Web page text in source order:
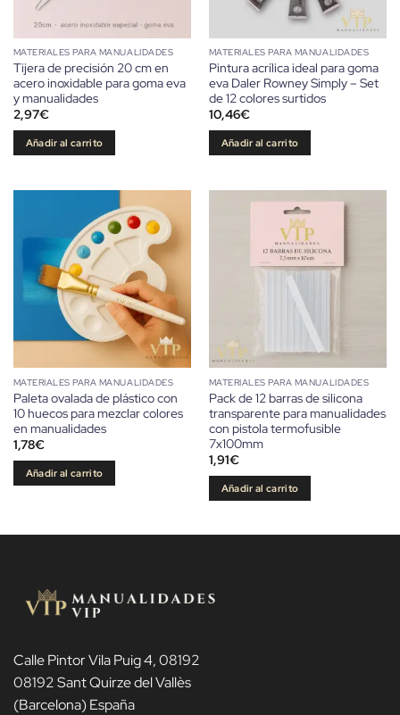
MATERIALES PARA MANUALIDADES
Tijera de precisión 20 cm en
acero inoxidable para goma eva
y manualidades
2,97€
Añadir al carrito
MATERIALES PARA MANUALIDADES
Pintura acrílica ideal para goma
eva Daler Rowney Simply – Set
de 12 colores surtidos
10,46€
Añadir al carrito
MATERIALES PARA MANUALIDADES
Paleta ovalada de plástico con
10 huecos para mezclar colores
en manualidades
1,78€
Añadir al carrito
MATERIALES PARA MANUALIDADES
Pack de 12 barras de silicona
transparente para manualidades
con pistola termofusible
7x100mm
1,91€
Añadir al carrito
Calle Pintor Vila Puig 4, 08192
08192 Sant Quirze del Vallès
(Barcelona) España